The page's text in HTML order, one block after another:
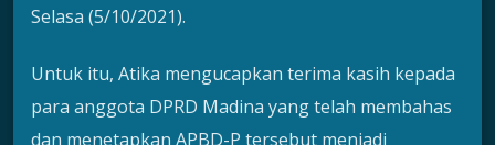
Selasa (5/10/2021).
Untuk itu, Atika mengucapkan terima kasih kepada
para anggota DPRD Madina yang telah membahas
dan menetapkan APBD-P tersebut menjadi